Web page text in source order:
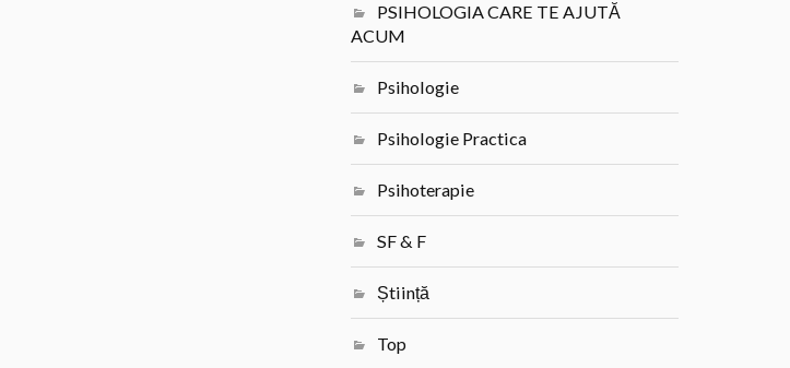
PSIHOLOGIA CARE TE AJUTĂ
ACUM
Psihologie
Psihologie Practica
Psihoterapie
SF & F
Știință
Top